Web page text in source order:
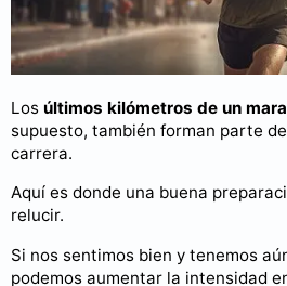
Los últimos kilómetros de un
supuesto, también forman parte
carrera.
Aquí es donde una buena
relucir.
Si nos sentimos bien y tenemos
podemos aumentar la intensidad